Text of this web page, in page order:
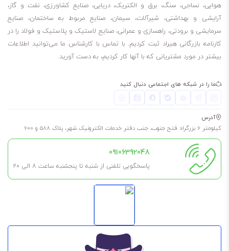
هوایی، نساجی، سنگ، برق و الکتریک، دریایی، صنایع کشاورزی، نفت و گاز،
آرایشی و بهداشتی، شیرآلات، سیمان، صنایع مربوط به ساختمان، صنایع
سرمایشی و برودتی، راهسازی و عمرانی، صنایع لاستیک و پلاستیک و فولاد را در
کارنامه بازرگانی هیراد ثبت کردیم. با تماس با کارشناس ما می‌توانید اطلاعات
بیشتر در مورد مشتریانی که با آنها کار کردیم، به دست آورید.
ما را در شبکه های اجتماعی دنبال کنید
آدرس
کیلومتر 6 بزرگراه فتح جنوب، جنب دفتر خدمات الکترونیک شهر، پلاک 588 و 600
09106392048
پاسخگویی تلفنی از شنبه تا پنجشنبه ساعت 8 الی ۲۰